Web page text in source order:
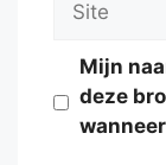
Mijn
deze